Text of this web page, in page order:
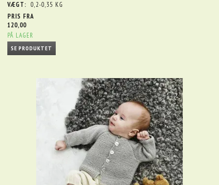
VÆGT: 0,2-0,35 KG
PRIS FRA
120,00
PÅ LAGER
SE PRODUKTET